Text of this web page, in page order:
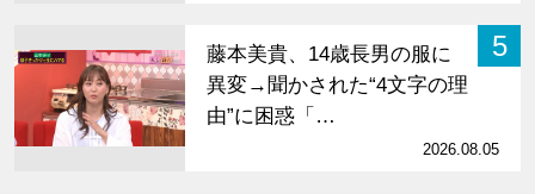
5
藤本美貴、14歳長男の服に
異変→聞かされた“4文字の理
由”に困惑「…
2026.08.05